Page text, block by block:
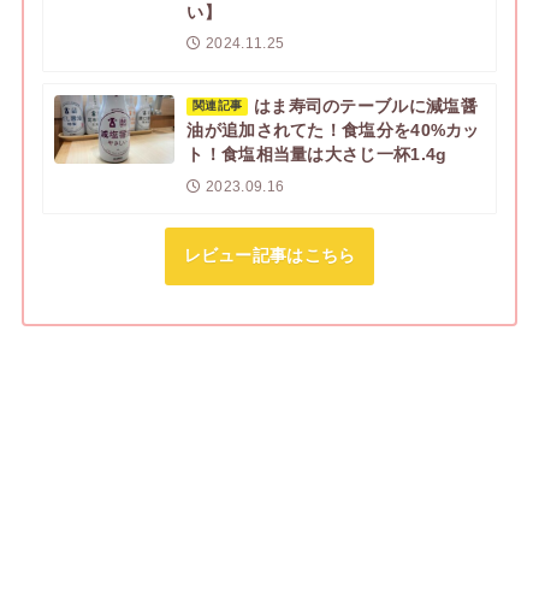
い】
2024.11.25
関連記事
はま寿司のテーブルに減塩醤
油が追加されてた！食塩分を40%カッ
ト！食塩相当量は大さじ一杯1.4g
2023.09.16
レビュー記事はこちら